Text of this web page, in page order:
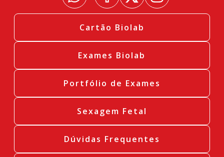
Cartão Biolab
Exames Biolab
Portfólio de Exames
Sexagem Fetal
Dúvidas Frequentes